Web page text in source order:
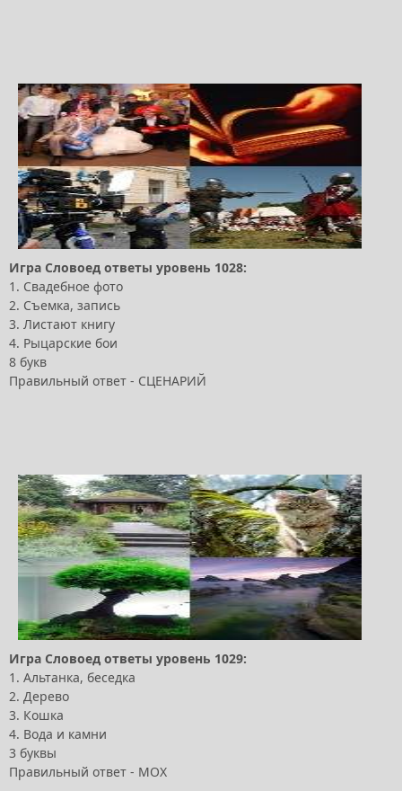
Игра Словоед ответы уровень 1028:
1. Свадебное фото
2. Съемка, запись
3. Листают книгу
4. Рыцарские бои
8 букв
Правильный ответ - СЦЕНАРИЙ
Игра Словоед ответы уровень 1029:
1. Альтанка, беседка
2. Дерево
3. Кошка
4. Вода и камни
3 буквы
Правильный ответ - МОХ